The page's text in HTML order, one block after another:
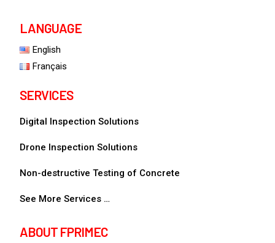
LANGUAGE
English
Français
SERVICES
Digital Inspection Solutions
Drone Inspection Solutions
Non-destructive Testing of Concrete
See More Services …
ABOUT FPRIMEC